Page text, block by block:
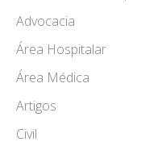
Advocacia
Área Hospitalar
Área Médica
Artigos
Civil